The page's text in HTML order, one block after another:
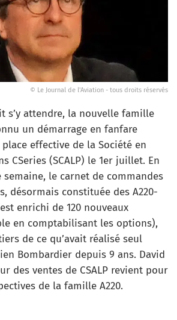
© Le Journal de l'Aviation - tous droits réservés
s’y attendre, la nouvelle famille
un démarrage en fanfare
effective de la Société en
CSeries (SCALP) le 1er juillet. En
semaine, le carnet de commandes
désormais constituée des A220-
enrichi de 120 nouveaux
en comptabilisant les options),
de ce qu’avait réalisé seul
Bombardier depuis 9 ans. David
des ventes de CSALP revient pour
de la famille A220.